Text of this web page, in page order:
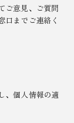
ご意見、ご質問
口までご連絡く
、個人情報の適